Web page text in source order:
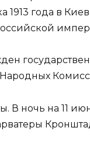
1913 года в
В ночь на 11